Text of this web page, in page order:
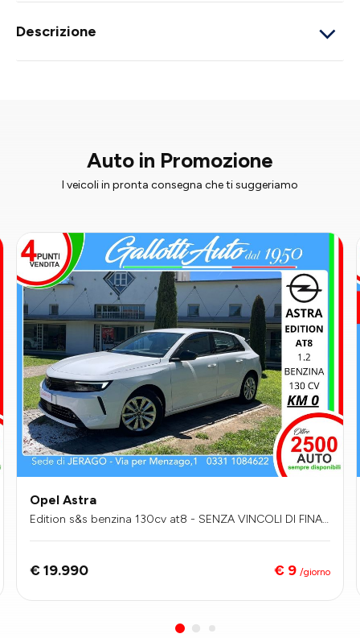
Descrizione
Auto in Promozione
I veicoli in pronta consegna che ti suggeriamo
Opel Astra
Edition s&s benzina 130cv at8 - SENZA VINCOLI DI FINAN
€ 19.990 € 9 /giorno